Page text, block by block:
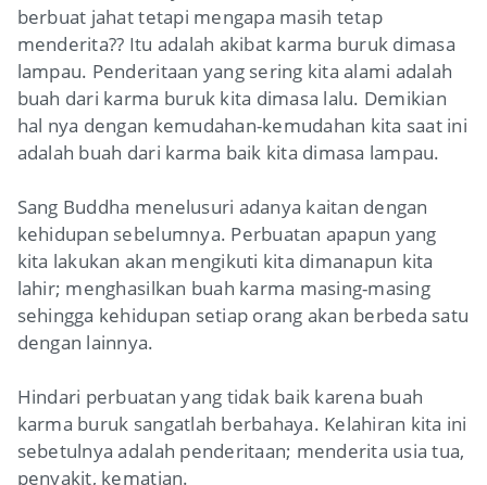
berbuat jahat tetapi mengapa masih tetap
menderita?? Itu adalah akibat karma buruk dimasa
lampau. Penderitaan yang sering kita alami adalah
buah dari karma buruk kita dimasa lalu. Demikian
hal nya dengan kemudahan-kemudahan kita saat ini
adalah buah dari karma baik kita dimasa lampau.
Sang Buddha menelusuri adanya kaitan dengan
kehidupan sebelumnya. Perbuatan apapun yang
kita lakukan akan mengikuti kita dimanapun kita
lahir; menghasilkan buah karma masing-masing
sehingga kehidupan setiap orang akan berbeda satu
dengan lainnya.
Hindari perbuatan yang tidak baik karena buah
karma buruk sangatlah berbahaya. Kelahiran kita ini
sebetulnya adalah penderitaan; menderita usia tua,
penyakit, kematian.